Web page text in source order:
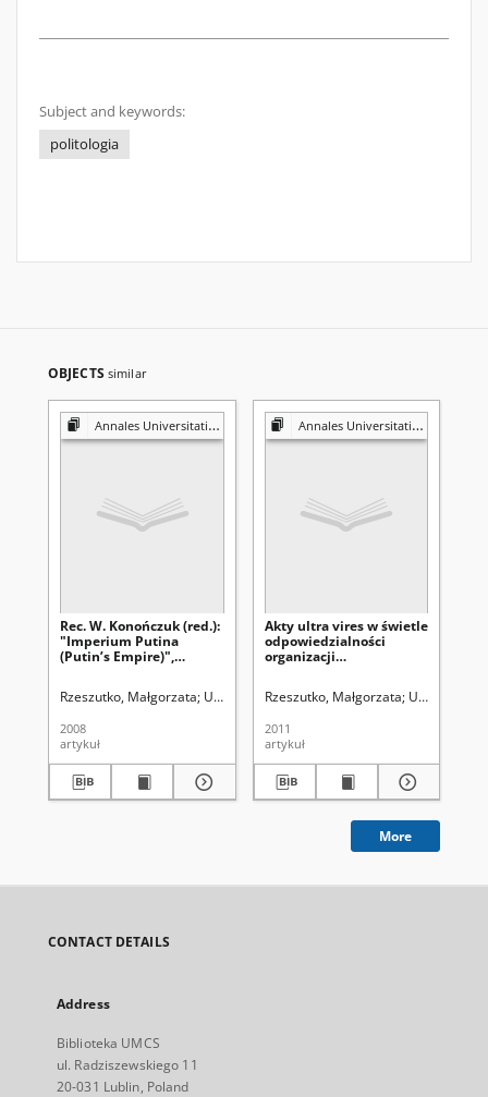
Subject and keywords:
politologia
OBJECTS similar
Annales Universitatis Mariae Curie-Skłodowska. Sectio K, Politologia
Rec. W. Konończuk (red.):
"Imperium Putina
(Putin’s Empire)",
Rzeszutko, Małgorzata Uniwersytet Marii Curie-Skłodowskiej (Lublin)
2008
artykuł
Annales Universitatis Mariae Curie-Skłodowska. Sectio K, Politologia
Akty ultra vires w świetle
odpowiedzialności
organizacji
Rzeszutko, Małgorzata Uniwersytet
2011
artykuł
More
CONTACT DETAILS
Address
Biblioteka UMCS
ul. Radziszewskiego 11
20-031 Lublin, Poland